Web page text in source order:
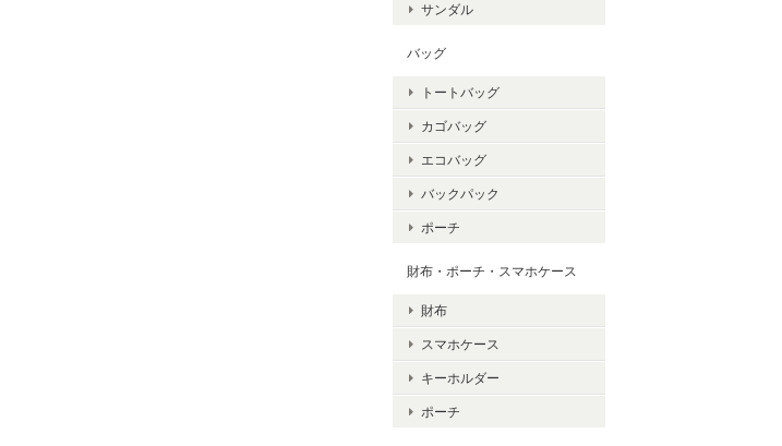
サンダル
バッグ
トートバッグ
カゴバッグ
エコバッグ
バックパック
ポーチ
財布・ポーチ・スマホケース
財布
スマホケース
キーホルダー
ポーチ